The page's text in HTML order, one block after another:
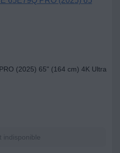
(2025) 65" (164 cm) 4K Ultra
indisponible